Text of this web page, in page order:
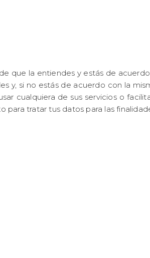
que la entiendes y estás de
y, si no estás de acuerdo con la
cualquiera de sus servicios o
tratar tus datos para las